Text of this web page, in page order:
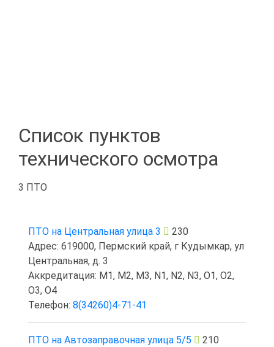
Список пунктов
технического осмотра
3 ПТО
ПТО на Центральная улица 3
230
Адрес: 619000, Пермский край, г Кудымкар, ул
Центральная, д. 3
Аккредитация: M1, M2, M3, N1, N2, N3, O1, O2,
O3, O4
Телефон: 8(34260)4-71-41
ПТО на Автозаправочная улица 5/5
210